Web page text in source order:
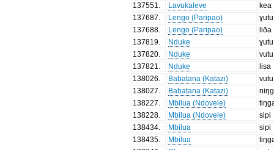
137551
Lavukaleve
kea
137687
Lengo (Paripao)
ɣutu
137688
Lengo (Paripao)
liða
137819
Nduke
ɣutu
137820
Nduke
vutu
137821
Nduke
lisa
138026
Babatana (Katazi)
vutu
138027
Babatana (Katazi)
138227
Mbilua (Ndovele)
138228
Mbilua (Ndovele)
sipi
138434
Mbilua
sipi
138435
Mbilua